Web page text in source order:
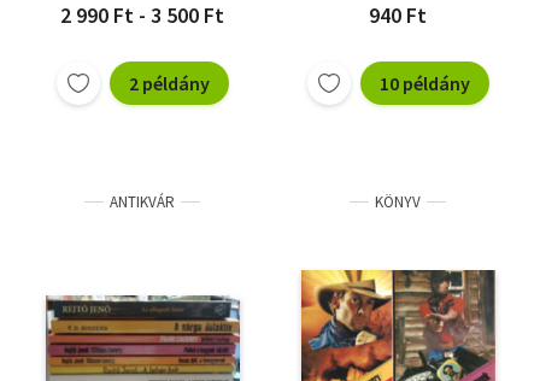
2 990 Ft - 3 500 Ft
2 példány
940 Ft
10 példány
ANTIKVÁR KÖNYV